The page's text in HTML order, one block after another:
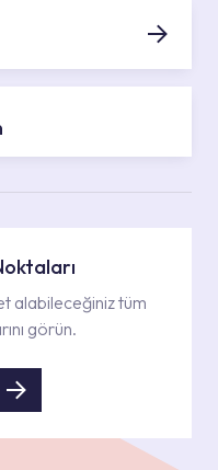
alabileceğiniz tüm
görün.